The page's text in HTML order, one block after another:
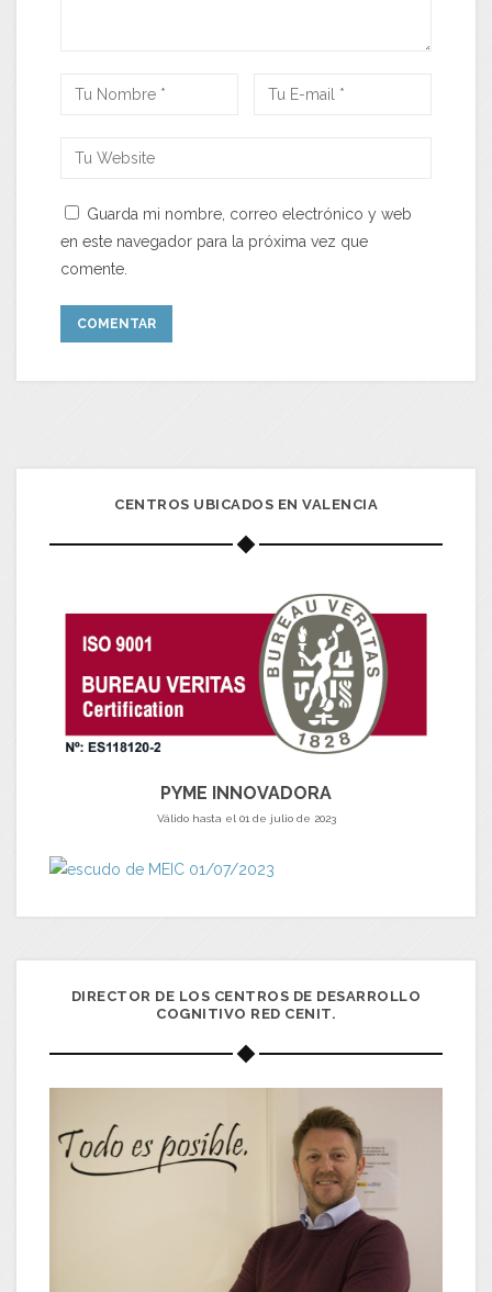
Guarda mi nombre, correo electrónico y web
en este navegador para la próxima vez que
comente.
CENTROS UBICADOS EN VALENCIA
PYME INNOVADORA
Válido hasta el 01 de julio de 2023
DIRECTOR DE LOS CENTROS DE DESARROLLO
COGNITIVO RED CENIT.